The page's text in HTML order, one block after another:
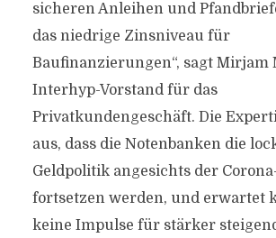
sicheren Anleihen und
das niedrige Zinsniveau für
Baufinanzierungen“, sagt Mirjam
Interhyp-Vorstand für das
Privatkundengeschäft. Die
aus, dass die Notenbanken die
Geldpolitik angesichts der
fortsetzen werden, und erwartet
keine Impulse für stärker